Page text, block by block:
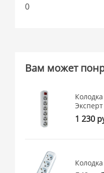
0
Вам может
Эксперт
1 230